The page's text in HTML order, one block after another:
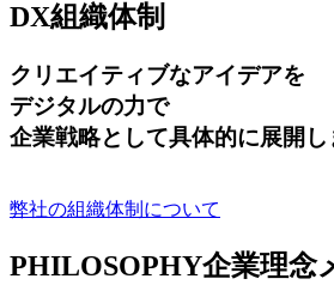
DX組織体制
クリエイティブなアイデアを
デジタルの力で
企業戦略として具体的に展開し
弊社の組織体制について
PHILOSOPHY企業理念